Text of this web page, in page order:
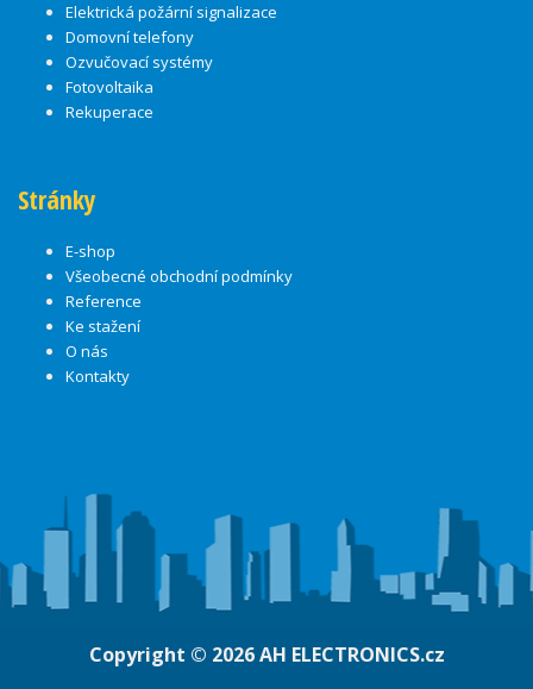
Elektrická požární signalizace
Domovní telefony
Ozvučovací systémy
Fotovoltaika
Rekuperace
Stránky
E-shop
Všeobecné obchodní podmínky
Reference
Ke stažení
O nás
Kontakty
Copyright © 2026AH ELECTRONICS.cz